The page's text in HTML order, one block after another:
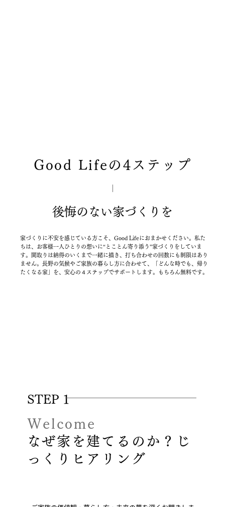
Good Lifeの4ステップ
後悔のない家づくりを
家づくりに不安を感じている方こそ、Good Lifeにおまかせください。私た
ちは、お客様一人ひとりの想いに“とことん寄り添う”家づくりをしていま
す。間取りは納得のいくまで一緒に描き、打ち合わせの回数にも制限はあり
ません。長野の気候やご家族の暮らし方に合わせて、「どんな時でも、帰り
たくなる家」を、安心の４ステップでサポートします。もちろん無料です。
STEP 1
Welcome
なぜ家を建てるのか？じ
っくりヒアリング